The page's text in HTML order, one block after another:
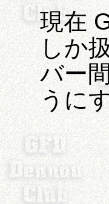
現在
しか
バー
うに